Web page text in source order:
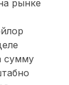
рынке
сумму